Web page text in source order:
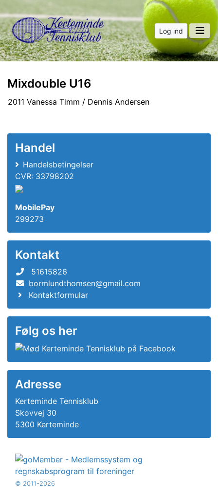
Log ind
Mixdouble U16
2011 Vanessa Timm / Dennis Andersen
Handel
Handelsbetingelser
CVR: 33798202
MobilePay
299273
Kontakt
51615826
bormlundthomsen@gmail.com
Kontaktformular
Følg os her
Adresse
Kerteminde Tennisklub
Skovvej 30
5300 Kerteminde
© 2011-2026